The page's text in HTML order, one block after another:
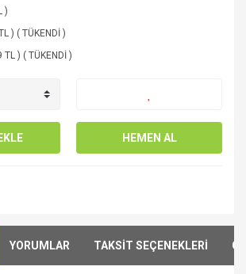
)
) ( TÜKENDİ )
) ( TÜKENDİ )
HEMEN AL
YORUMLAR TAKSİT SEÇENEKLERİ